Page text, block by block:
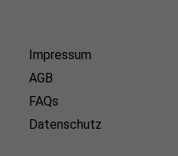
Impressum
AGB
FAQs
Datenschutz